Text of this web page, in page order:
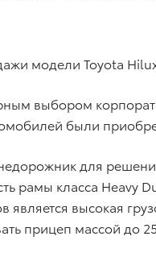
модели Toyota
выбором
были
для
рамы класса Heavy
высокая
прицеп массой до